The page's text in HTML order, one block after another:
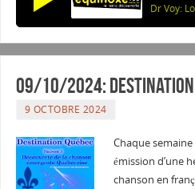
09/10/2024: Destination
9 OCTOBRE 2024
Chaque
émission d’une
chanson en